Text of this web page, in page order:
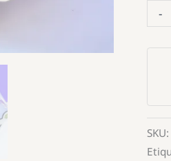
-
de
para
SKU: